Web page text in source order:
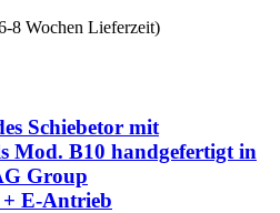
8 Wochen Lieferzeit)
Schiebetor mit
Mod. B10 handgefertigt in
Group
E-Antrieb